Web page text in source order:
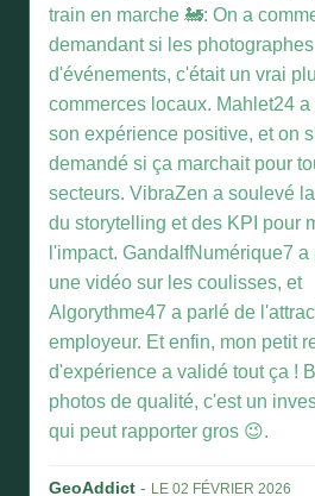
train en marche 🚂: On a
demandant si les photographes
d'événements, c'était un vrai
commerces locaux. Mahlet24 a
son expérience positive, et on
demandé si ça marchait pour
secteurs. VibraZen a soulevé
du storytelling et des KPI pour
l'impact. GandalfNumérique7 a
une vidéo sur les coulisses, et
Algorythme47 a parlé de
employeur. Et enfin, mon petit
d'expérience a validé tout ça !
photos de qualité, c'est un
qui peut rapporter gros 😉.
GeoAddict - LE 02 FÉVRIER 2026